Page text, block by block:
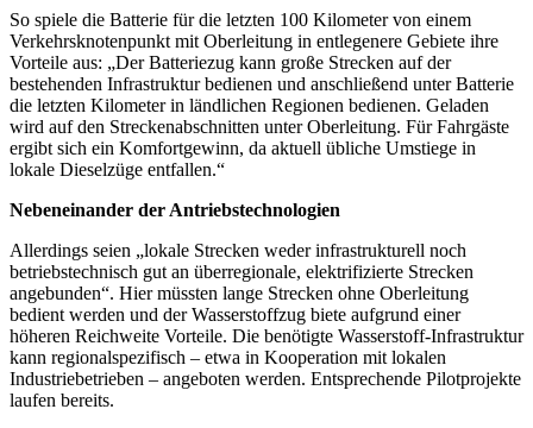
So spiele die Batterie für die letzten 100 Kilometer von einem
Verkehrsknotenpunkt mit Oberleitung in entlegenere Gebiete ihre
Vorteile aus: „Der Batteriezug kann große Strecken auf der
bestehenden Infrastruktur bedienen und anschließend unter Batterie
die letzten Kilometer in ländlichen Regionen bedienen. Geladen
wird auf den Streckenabschnitten unter Oberleitung. Für Fahrgäste
ergibt sich ein Komfortgewinn, da aktuell übliche Umstiege in
lokale Dieselzüge entfallen.“
Nebeneinander der Antriebstechnologien
Allerdings seien „lokale Strecken weder infrastrukturell noch
betriebstechnisch gut an überregionale, elektrifizierte Strecken
angebunden“. Hier müssten lange Strecken ohne Oberleitung
bedient werden und der Wasserstoffzug biete aufgrund einer
höheren Reichweite Vorteile. Die benötigte Wasserstoff-Infrastruktur
kann regionalspezifisch – etwa in Kooperation mit lokalen
Industriebetrieben – angeboten werden. Entsprechende Pilotprojekte
laufen bereits.